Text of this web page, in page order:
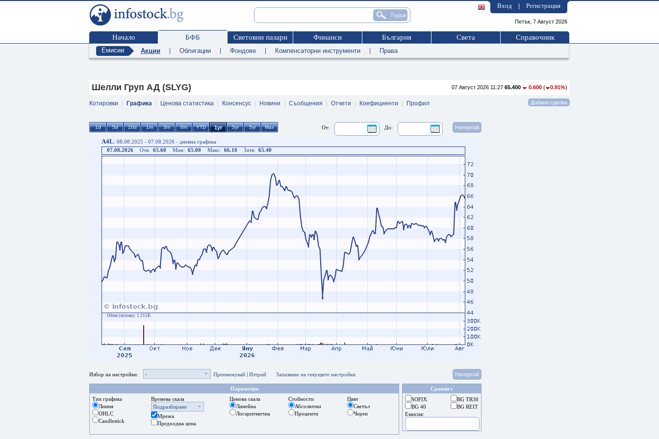
Вход Регистрация
Петък, 7 Август 2026
Начало БФБ Световни пазари Финанси България Света Справочник
Емисии Акции Облигации Фондове Компенсаторни инструменти Права
07 Август 2026 11:27 65.400 0.600 ( 0.91%)
Шелли Груп АД (SLYG)
Котировки Графика Ценова статистика Консенсус Новини Съобщения Отчети Коефициенти Профил
До:
От:
A4L: 08.08.2025 - 07.08.2026 - дневна графика
07.08.2026
Отв: 65.60 Мин: 65.00 Макс: 66.10 Затв: 65.40
Обем (лотове): 1.215K
Избор на настройки: - Преименувай | Изтрий Запазване на текущите настройки
Сравни с
BG TR30
BG REIT
SOFIX
BG 40
Емисия:
Параметри
Тип графика
Линия
OHLC
Candlestick
Времева скала
Подразбиране
Мрежа
Предходна цена
Ценова скала
Линейна
Логаритмична
Стойности
Абсолютни
Проценти
Цвят
Светъл
Черен